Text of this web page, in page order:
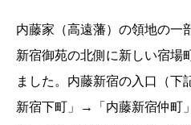
内藤家（高遠藩）の領地の一
新宿御苑の北側に新しい宿場
ました。内藤新宿の入口（下
新宿下町」→「内藤新宿仲町